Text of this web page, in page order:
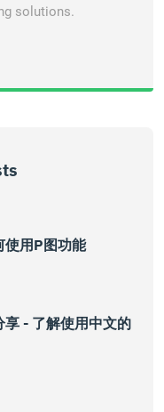
solutions.
使用P图功能
- 了解使用中文的